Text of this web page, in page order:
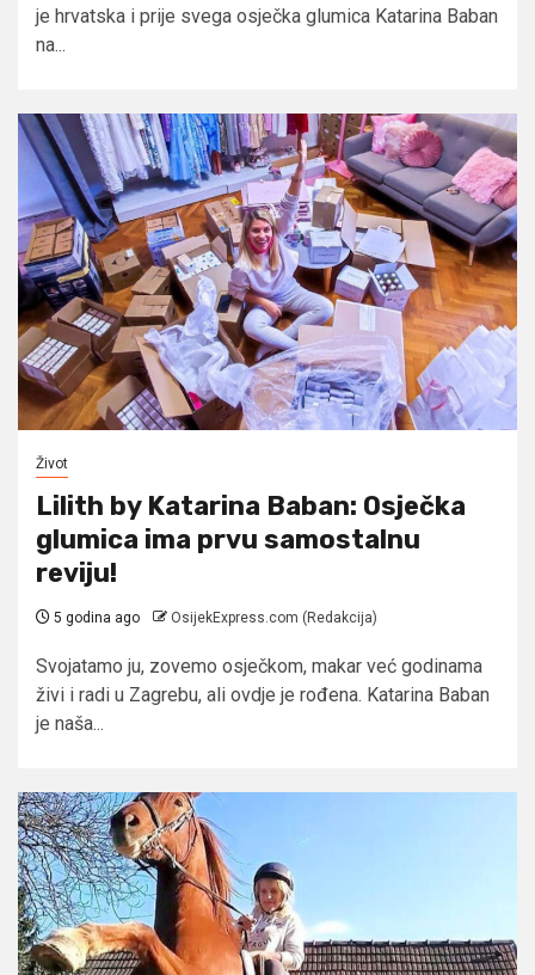
je hrvatska i prije svega osječka glumica Katarina Baban
na...
Život
Lilith by Katarina Baban: Osječka
glumica ima prvu samostalnu
reviju!
5 godina ago OsijekExpress.com (Redakcija)
Svojatamo ju, zovemo osječkom, makar već godinama
živi i radi u Zagrebu, ali ovdje je rođena. Katarina Baban
je naša...